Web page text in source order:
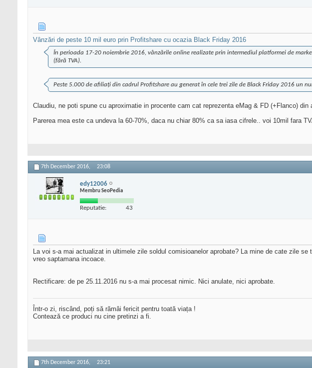
Vânzări de peste 10 mil euro prin Profitshare cu ocazia Black Friday 2016
În perioada 17-20 noiembrie 2016, vânzările online realizate prin intermediul platformei de
(fără TVA).
Peste 5.000 de afiliați din cadrul Profitshare au generat în cele trei zile de Black Friday 2016 un
Claudiu, ne poti spune cu aproximatie in procente cam cat reprezenta eMag & FD (+Flanco)
Parerea mea este ca undeva la 60-70%, daca nu chiar 80% ca sa iasa cifrele.. voi 10mil fara
7th December 2016, 23:08
edy12006
Membru SeoPedia
Reputatie: 43
La voi s-a mai actualizat in ultimele zile soldul comisioanelor aprobate? La mine de cate zile
vreo saptamana incoace.
Rectificare: de pe 25.11.2016 nu s-a mai procesat nimic. Nici anulate, nici aprobate.
Într-o zi, riscând, poți să rămâi fericit pentru toată viața !
Contează ce produci nu cine pretinzi a fi.
7th December 2016, 23:21